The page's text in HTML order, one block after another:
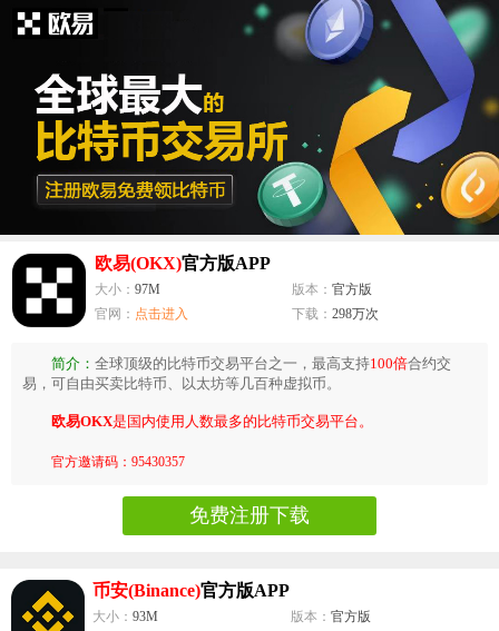
欧易(OKX)官方版APP
大小： 97M 版本： 官方版
官网： 点击进入 下载： 298万次
简介： 全球顶级的比特币交易平台之一，最高支持100倍合约交
易，可自由买卖比特币、以太坊等几百种虚拟币。
欧易OKX是国内使用人数最多的比特币交易平台。
官方邀请码：95430357
免费注册下载
币安(Binance)官方版APP
大小： 93M 版本： 官方版